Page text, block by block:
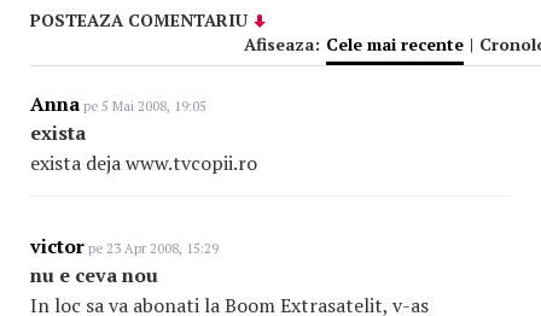
POSTEAZA COMENTARIU
Afiseaza: Cele mai recente |
Anna pe 5 Mai 2008, 19:05
exista
exista deja www.tvcopii.ro
victor pe 23 Apr 2008, 15:29
nu e ceva nou
In loc sa va abonati la Boom Extrasatelit, v-as